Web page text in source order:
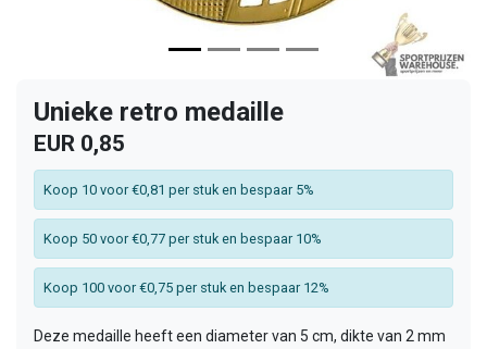
Unieke retro medaille
EUR 0,85
Koop 10 voor €0,81 per stuk en bespaar 5%
Koop 50 voor €0,77 per stuk en bespaar 10%
Koop 100 voor €0,75 per stuk en bespaar 12%
Deze medaille heeft een diameter van 5 cm, dikte van 2 mm